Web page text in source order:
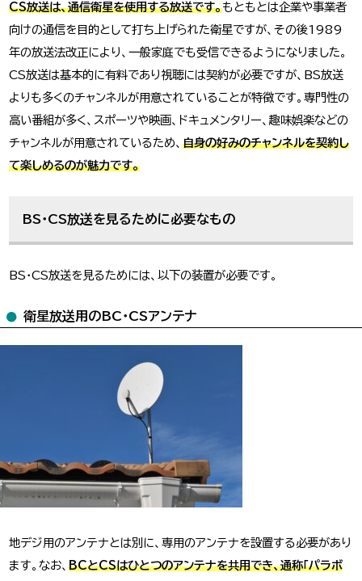
CS放送は、通信衛星を使用する放送です。もともとは企業や事業者
向けの通信を目的として打ち上げられた衛星ですが、その後1989
年の放送法改正により、一般家庭でも受信できるようになりました。
CS放送は基本的に有料であり視聴には契約が必要ですが、BS放送
よりも多くのチャンネルが用意されていることが特徴です。専門性の
高い番組が多く、スポーツや映画、ドキュメンタリー、趣味娯楽などの
チャンネルが用意されているため、自身の好みのチャンネルを契約し
て楽しめるのが魅力です。
BS・CS放送を見るために必要なもの
BS・CS放送を見るためには、以下の装置が必要です。
衛星放送用のBC・CSアンテナ
地デジ用のアンテナとは別に、専用のアンテナを設置する必要があり
ます。なお、BCとCSはひとつのアンテナを共用でき、通称「パラボ